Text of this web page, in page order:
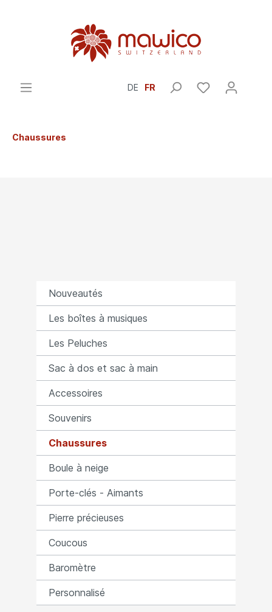
DE FR
Chaussures
Nouveautés
Les boîtes à musiques
Les Peluches
Sac à dos et sac à main
Accessoires
Souvenirs
Chaussures
Boule à neige
Porte-clés - Aimants
Pierre précieuses
Coucous
Baromètre
Personnalisé